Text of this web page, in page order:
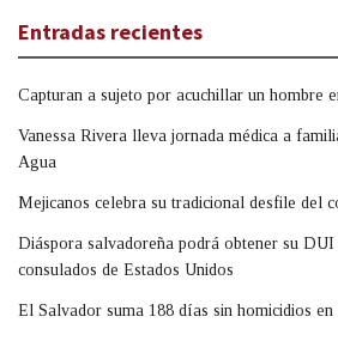
Entradas recientes
Capturan a sujeto por acuchillar un hombre
Vanessa Rivera lleva jornada médica a
Agua
Mejicanos celebra su tradicional desfile del
Diáspora salvadoreña podrá obtener su DUI
consulados de Estados Unidos
El Salvador suma 188 días sin homicidios